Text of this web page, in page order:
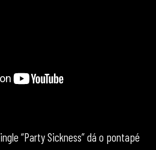
“Party Sickness” dá o pontapé